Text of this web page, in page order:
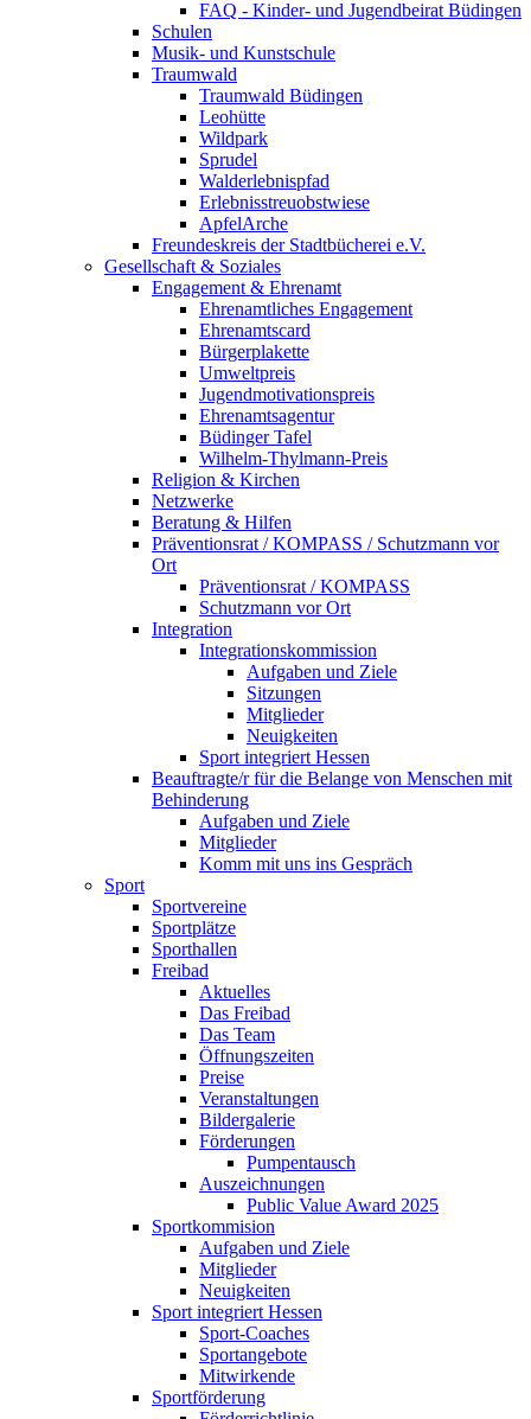
FAQ - Kinder- und Jugendbeirat Büdingen
Schulen
Musik- und Kunstschule
Traumwald
Traumwald Büdingen
Leohütte
Wildpark
Sprudel
Walderlebnispfad
Erlebnisstreuobstwiese
ApfelArche
Freundeskreis der Stadtbücherei e.V.
Gesellschaft & Soziales
Engagement & Ehrenamt
Ehrenamtliches Engagement
Ehrenamtscard
Bürgerplakette
Umweltpreis
Jugendmotivationspreis
Ehrenamtsagentur
Büdinger Tafel
Wilhelm-Thylmann-Preis
Religion & Kirchen
Netzwerke
Beratung & Hilfen
Präventionsrat / KOMPASS / Schutzmann vor
Ort
Präventionsrat / KOMPASS
Schutzmann vor Ort
Integration
Integrationskommission
Aufgaben und Ziele
Sitzungen
Mitglieder
Neuigkeiten
Sport integriert Hessen
Beauftragte/r für die Belange von Menschen mit
Behinderung
Aufgaben und Ziele
Mitglieder
Komm mit uns ins Gespräch
Sport
Sportvereine
Sportplätze
Sporthallen
Freibad
Aktuelles
Das Freibad
Das Team
Öffnungszeiten
Preise
Veranstaltungen
Bildergalerie
Förderungen
Pumpentausch
Auszeichnungen
Public Value Award 2025
Sportkommision
Aufgaben und Ziele
Mitglieder
Neuigkeiten
Sport integriert Hessen
Sport-Coaches
Sportangebote
Mitwirkende
Sportförderung